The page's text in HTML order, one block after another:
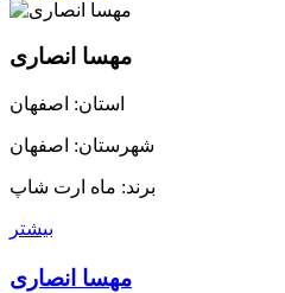
مهسا انصاری
استان: اصفهان
شهرستان: اصفهان
برند: ماه ارت شاپ
بیشتر
مهسا انصاری